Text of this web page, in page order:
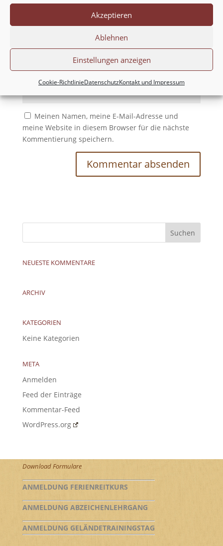
Akzeptieren
Ablehnen
Einstellungen anzeigen
Cookie-RichtlinieDatenschutzKontakt und Impressum
Meinen Namen, meine E-Mail-Adresse und
meine Website in diesem Browser für die nächste
Kommentierung speichern.
NEUESTE KOMMENTARE
ARCHIV
KATEGORIEN
Keine Kategorien
META
Anmelden
Feed der Einträge
Kommentar-Feed
WordPress.org
Download Formulare
ANMELDUNG FERIENREITKURS
ANMELDUNG ABZEICHENLEHRGANG
ANMELDUNG GELÄNDETRAININGSTAG